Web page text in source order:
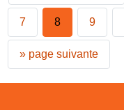
7 8 9
» page suivante